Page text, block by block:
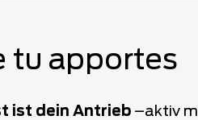
tu apportes
ist dein Antrieb –aktiv